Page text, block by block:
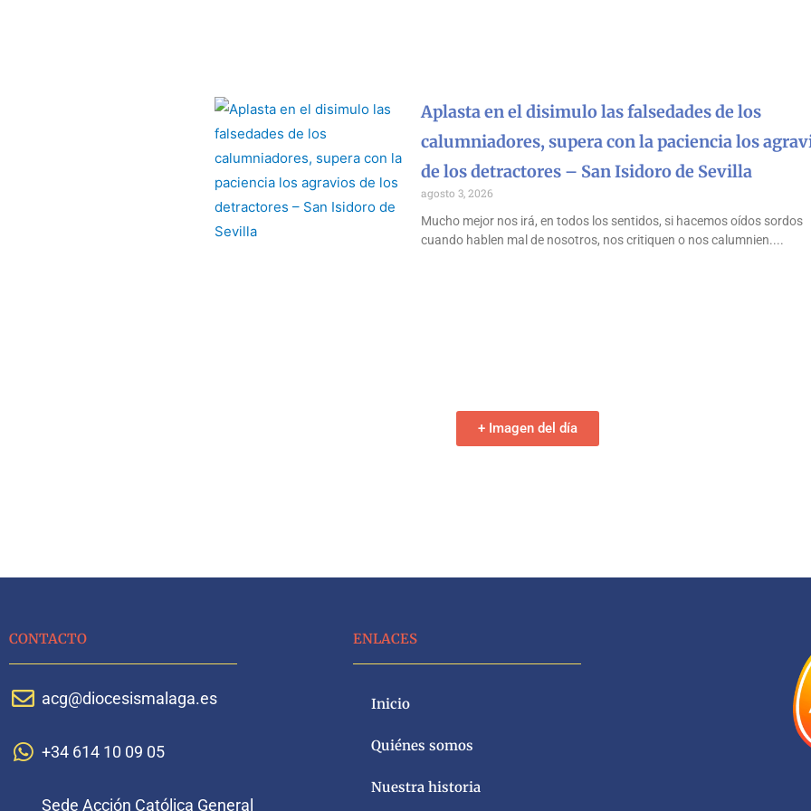
Aplasta en el disimulo las falsedades de los
calumniadores, supera con la paciencia los
de los detractores – San Isidoro de Sevilla
agosto 3, 2026
Mucho mejor nos irá, en todos los sentidos, si hacemos oídos sordos
cuando hablen mal de nosotros, nos critiquen o nos calumnien.
+ Imagen del día
CONTACTO
acg@diocesismalaga.es
+34 614 10 09 05
Sede Acción Católica General
ENLACES
Inicio
Quiénes somos
Nuestra historia